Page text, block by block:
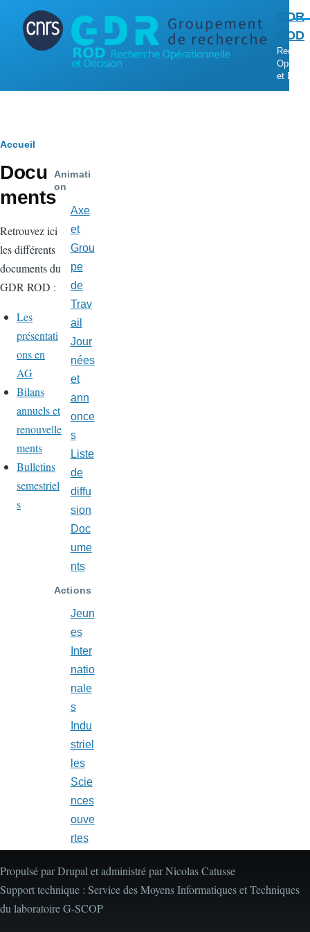
Aller au contenu principal
GDR
ROD
et
Fil
d'Ariane
Accueil
Docu
ments
Retrouvez ici
les différents
documents du
GDR ROD :
Les
présentati
ons en
AG
Bilans
annuels et
renouvelle
ments
Bulletins
semestriel
s
Animati
on
Axe
et
Grou
pe
de
Trav
ail
Jour
nées
et
ann
once
s
Liste
de
diffu
sion
Doc
ume
nts
Actions
Jeun
es
Inter
natio
nale
s
Indu
striel
les
Scie
nces
ouve
rtes
Propulsé par Drupal et administré par Nicolas Catusse
Support technique : Service des Moyens Informatiques et Techniques
du laboratoire G-SCOP